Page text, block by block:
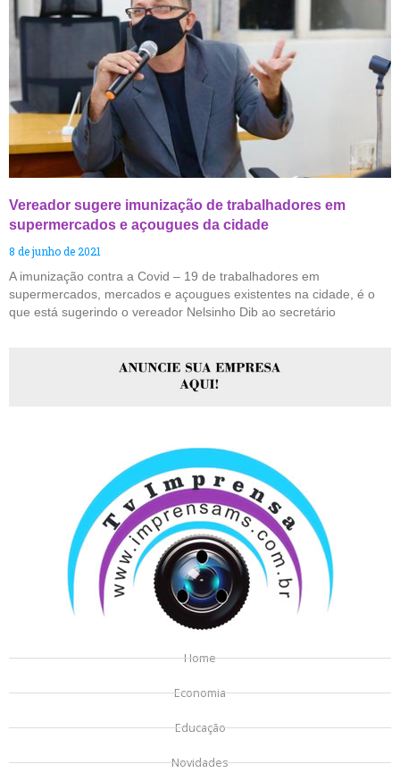
Vereador sugere imunização de trabalhadores em
supermercados e açougues da cidade
8 de junho de 2021
A imunização contra a Covid – 19 de trabalhadores em
supermercados, mercados e açougues existentes na cidade, é o
que está sugerindo o vereador Nelsinho Dib ao secretário
Home
Economia
Educação
Novidades